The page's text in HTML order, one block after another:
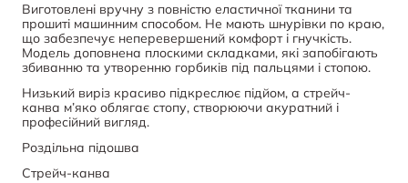
Виготовлені вручну з повністю еластичної тканини та
прошиті машинним способом. Не мають шнурівки по краю,
що забезпечує неперевершений комфорт і гнучкість.
Модель доповнена плоскими складками, які запобігають
збиванню та утворенню горбиків під пальцями і стопою.
Низький виріз красиво підкреслює підйом, а стрейч-
канва м’яко облягає стопу, створюючи акуратний і
професійний вигляд.
Роздільна підошва
Стрейч-канва